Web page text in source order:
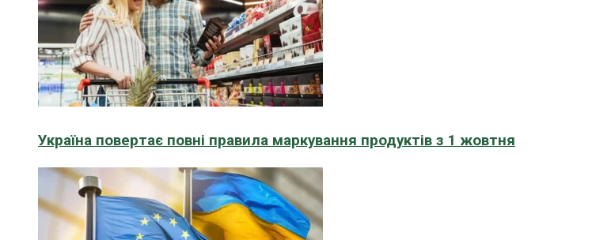
Україна повертає повні правила маркування продуктів з 1 жовтня